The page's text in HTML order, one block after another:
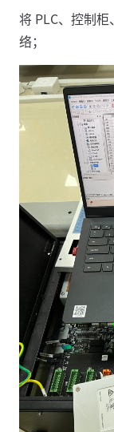
将 PLC、控制
络；